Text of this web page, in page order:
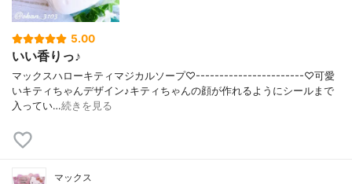
5.00
いい香りっ♪
マックスハローキティマジカルソープ♡-----------------------♡可愛
いキティちゃんデザイン♪キティちゃんの顔が作れるようにシールまで
入ってい…続きを見る
マックス